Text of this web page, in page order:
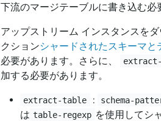
下流のマージテーブルに書き込む必
アップストリーム インスタンスを
クションシャードされたスキーマと
必要があります。さらに、
加する必要があります。
extract-table : schema-
は table-regexp を使用してシ